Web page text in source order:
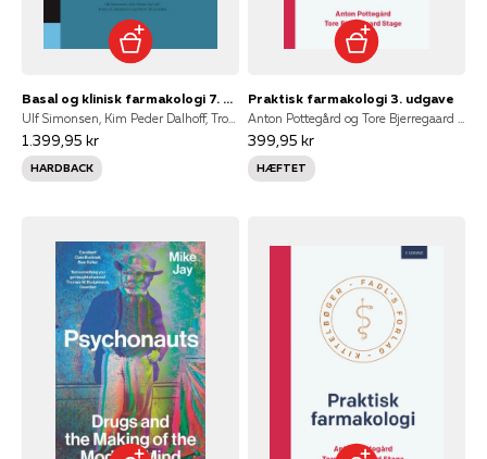
Basal og klinisk farmakologi 7. udgave
1.399,95 kr
HARDBACK
Praktisk farmakologi 3. udgave
399,95 kr
HÆFTET